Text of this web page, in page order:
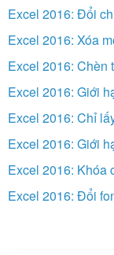
Excel 2016: Đổi
Excel 2016: Xóa
Excel 2016: Chèn
Excel 2016: Giới
Excel 2016: Chỉ
Excel 2016: Giới
Excel 2016: Khóa
Excel 2016: Đổi